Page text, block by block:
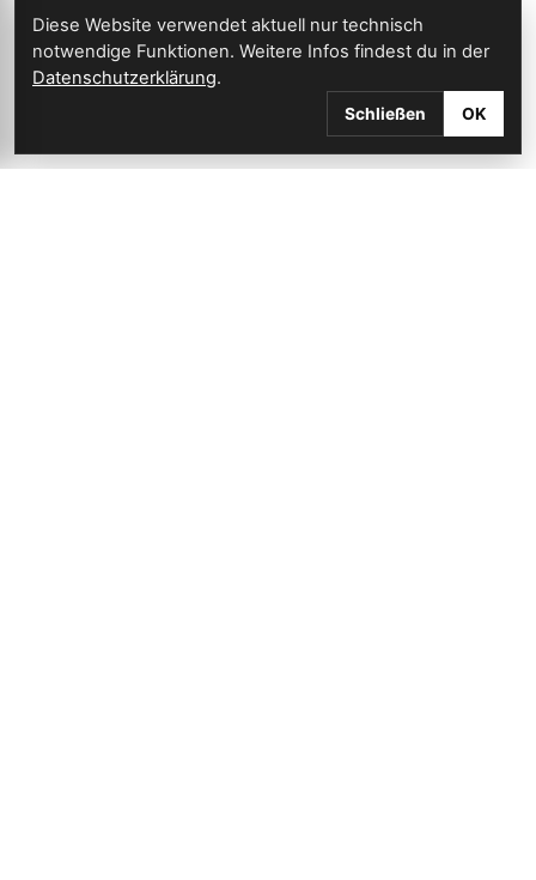
Diese Website verwendet aktuell nur technisch
notwendige Funktionen. Weitere Infos findest du in der
Datenschutzerklärung.
Schließen OK